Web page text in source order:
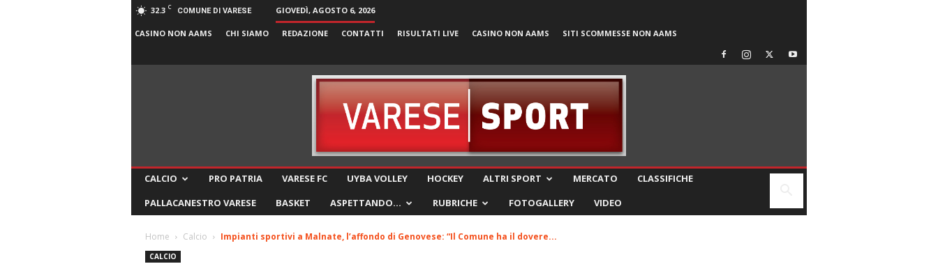
32.3 C COMUNE DI VARESE GIOVEDÌ, AGOSTO 6, 2026
CASINO NON AAMS CHI SIAMO REDAZIONE CONTATTI RISULTATI LIVE CASINO NON AAMS SITI SCOMMESSE NON AAMS
CALCIO PRO PATRIA VARESE FC UYBA VOLLEY HOCKEY ALTRI SPORT MERCATO
CLASSIFICHE
PALLACANESTRO VARESE
BASKET ASPETTANDO… RUBRICHE FOTOGALLERY VIDEO
Home Calcio Impianti sportivi a Malnate, l’affondo di Genovese: “Il Comune ha il dovere...
CALCIO